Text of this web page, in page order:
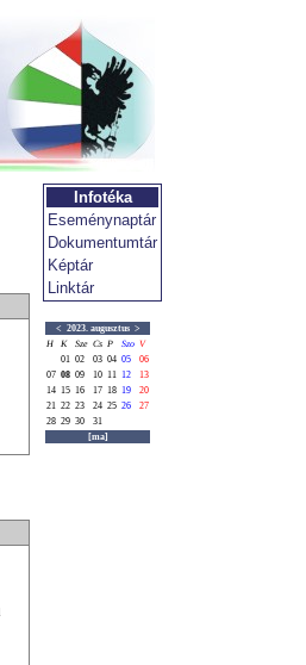
Infotéka
Eseménynaptár
Dokumentumtár
Képtár
Linktár
< 2023. augusztus >
H
K Sze Cs P Szo V
01 02 03 04 05
06
07 08 09 10 11 12
13
14 15 16 17 18 19
20
21 22 23 24 25 26
27
28 29 30
31
[ma]